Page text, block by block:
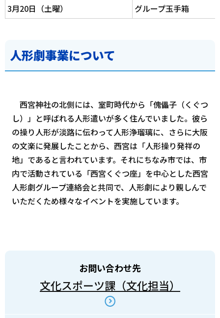
3月20日（土曜）
グループ玉手箱
人形劇事業について
西宮神社の北側には、室町時代から「傀儡子（くぐつ
し）」と呼ばれる人形遣いが多く住んでいました。彼ら
の操り人形が淡路に伝わって人形浄瑠璃に、さらに大阪
の文楽に発展したことから、西宮は「人形操り発祥の
地」であると言われています。それにちなみ市では、市
内で活動されている「西宮くぐつ座」を中心とした西宮
人形劇グループ連絡会と共同で、人形劇により親しんで
いただくため様々なイベントを実施しています。
お問い合わせ先
文化スポーツ課（文化担当）